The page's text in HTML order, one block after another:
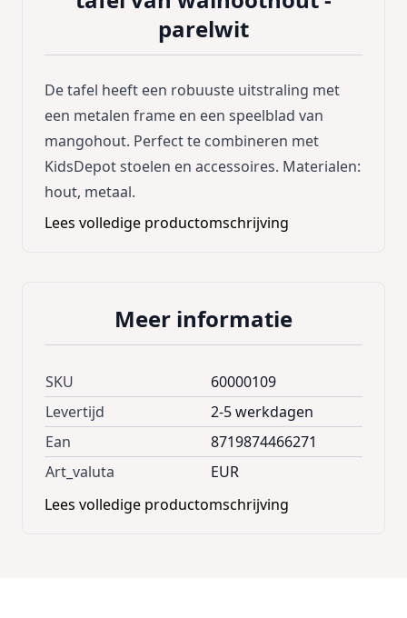
parelwit
De tafel heeft een robuuste uitstraling met
een metalen frame en een speelblad van
mangohout. Perfect te combineren met
KidsDepot stoelen en accessoires. Materialen:
hout, metaal.
Lees volledige productomschrijving
Meer informatie
SKU
60000109
Levertijd
2-5 werkdagen
Ean
8719874466271
Art_valuta
EUR
Lees volledige productomschrijving